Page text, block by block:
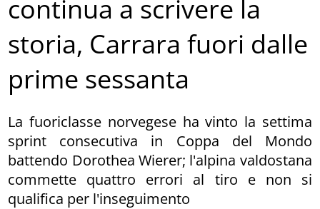
continua a scrivere la
storia, Carrara fuori dalle
prime sessanta
La fuoriclasse norvegese ha vinto la settima
sprint consecutiva in Coppa del Mondo
battendo Dorothea Wierer; l'alpina valdostana
commette quattro errori al tiro e non si
qualifica per l'inseguimento